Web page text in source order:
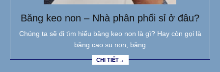
Băng keo non – Nhà phân phối sỉ ở đâu?
Chúng ta sẽ đi tìm hiểu băng keo non là gì? Hay còn gọi là
băng cao su non, băng
CHI TIẾT→